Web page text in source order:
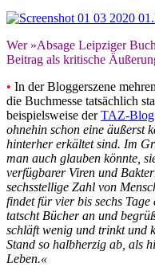
Wer »Absage Leipziger
Beitrag als kritische
• In der Bloggerszene
die Buchmesse tatsächlich
beispielsweise derTAZ-Blog
ohnehin schon eine äußerst
hinterher erkältet sind. Im
man auch glauben könnte,
verfügbarer Viren und
sechsstellige Zahl von
findet für vier bis sechs Tage
tatscht Bücher an und
schläft wenig und trinkt und
Stand so halbherzig ab, als
Leben.«